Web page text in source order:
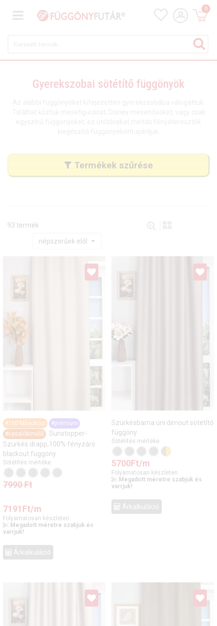
0
Gyerekszobai sötétítő függönyök
Termékek szűrése
93 termék
népszerűek elől
#100%blackout
#prémium
#vasalókímélő
Sunstopper-
Szürkés drapp,100% fényzáró
blackout függöny
Sötétítés mértéke:
7990Ft
7191Ft/m
Folyamatosan készleten.
Megadott méretre szabjuk és
varrjuk!
Árkalkuláció
Szürkésbarna üni dimout sötétítő
függöny
Sötétítés mértéke:
5700Ft/m
Folyamatosan készleten.
Megadott méretre szabjuk és
varrjuk!
Árkalkuláció